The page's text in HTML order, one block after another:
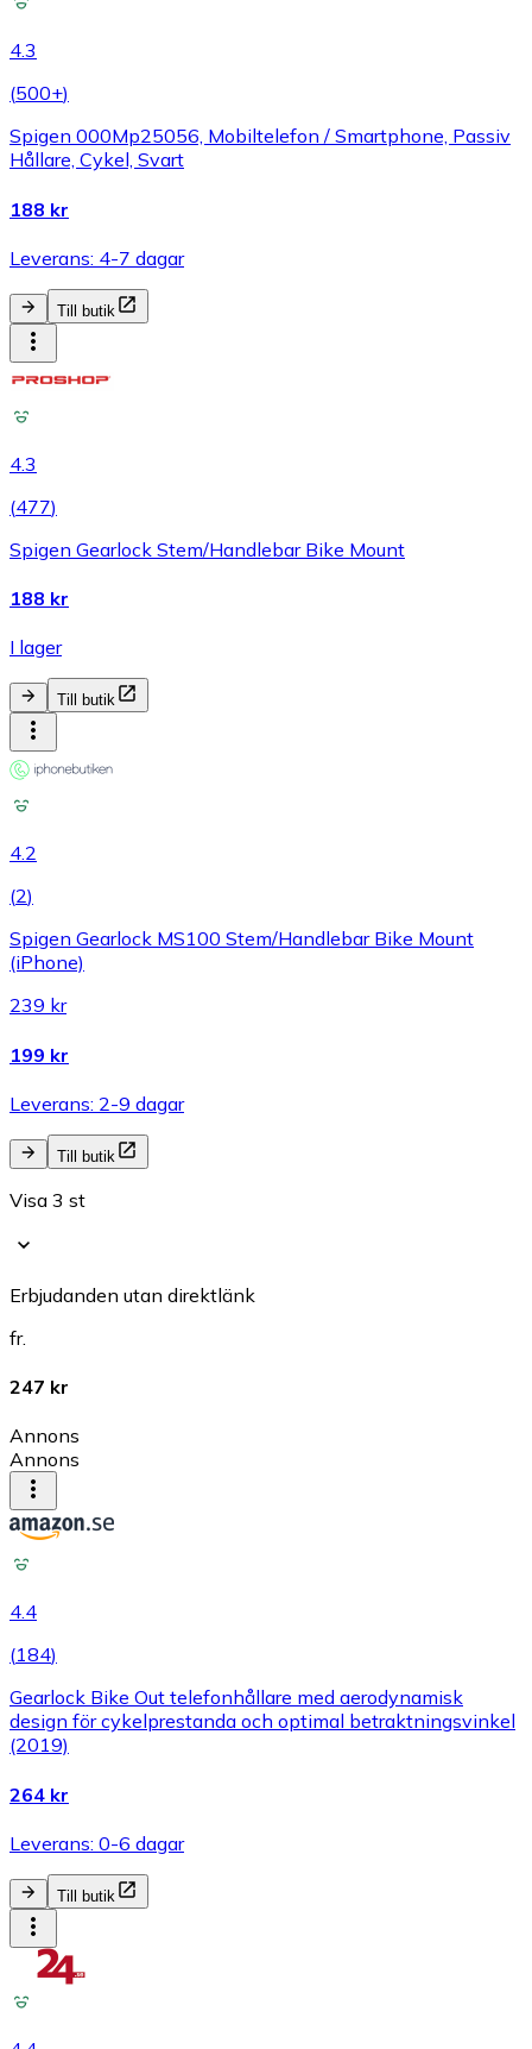
4.3
(500+)
Spigen 000Mp25056, Mobiltelefon / Smartphone, Passiv
Hållare, Cykel, Svart
188 kr
Leverans: 4-7 dagar
Till butik
4.3
(477)
Spigen Gearlock Stem/Handlebar Bike Mount
188 kr
I lager
Till butik
4.2
(2)
Spigen Gearlock MS100 Stem/Handlebar Bike Mount
(iPhone)
239 kr
199 kr
Leverans: 2-9 dagar
Till butik
Visa 3 st
Erbjudanden utan direktlänk
fr.
247 kr
Annons
Annons
4.4
(184)
Gearlock Bike Out telefonhållare med aerodynamisk
design för cykelprestanda och optimal betraktningsvinkel
(2019)
264 kr
Leverans: 0-6 dagar
Till butik